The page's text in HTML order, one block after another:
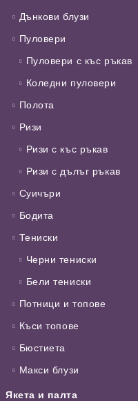
Дънкови блузи
Пуловери
Пуловери с къс ръкав
Коледни пуловери
Полота
Ризи
Ризи с къс ръкав
Ризи с дълъг ръкав
Суичъри
Бодита
Тениски
Черни тениски
Бели тениски
Потници и топове
Къси топове
Бюстиета
Макси блузи
Якета и палта